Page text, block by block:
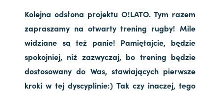
Kolejna odsłona projektu O!LATO. Tym razem
zapraszamy na otwarty trening rugby! Mile
widziane są też panie! Pamiętajcie, będzie
spokojniej, niż zazwyczaj, bo trening będzie
dostosowany do Was, stawiających pierwsze
kroki w tej dyscyplinie:) Tak czy inaczej, tego